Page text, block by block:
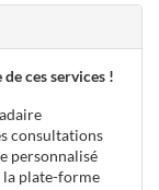
ces services !
consultations
personnalisé
la plate-forme